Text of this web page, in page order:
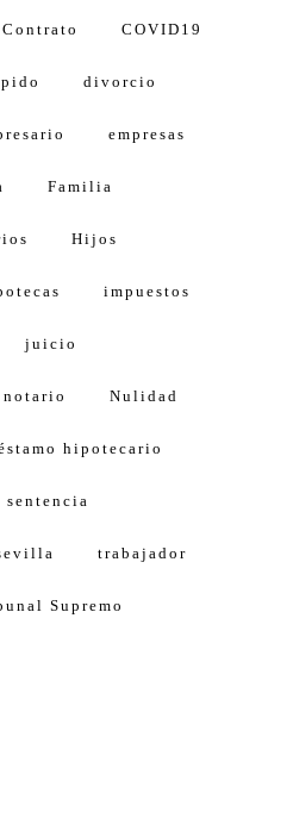
Contrato COVID19
divorcio
empresas
Familia
Hijos
impuestos
juicio
notario Nulidad
hipotecario
sentencia
trabajador
Supremo